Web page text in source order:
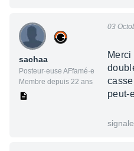
sachaa
Posteur·euse AFfamé·e
Membre depuis 22 ans
03
peut-